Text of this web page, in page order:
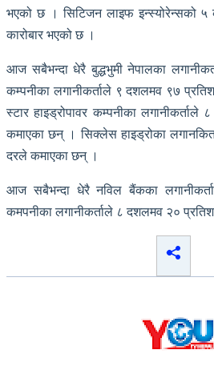
भएको छ । सिटिजन लाइफ इन्स्योरेन्सको
कारोबार भएको छ ।
आज सबैभन्दा धेरै बुद्धभुमी नेपालका
कम्पनीका लगानीकर्ताले ९ दशलमव ९७
स्टार हाइड्रोपावर कम्पनीका
कमाएका छन् । सिक्लेस हाइड्रोका
दरले कमाएका छन् ।
आज सबैभन्दा धेरै नविल बैंकका
कमपनीका लगानीकर्ताले ८ दशलमव २०